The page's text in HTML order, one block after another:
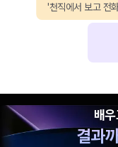
'천직에서 보고 전
배
결과